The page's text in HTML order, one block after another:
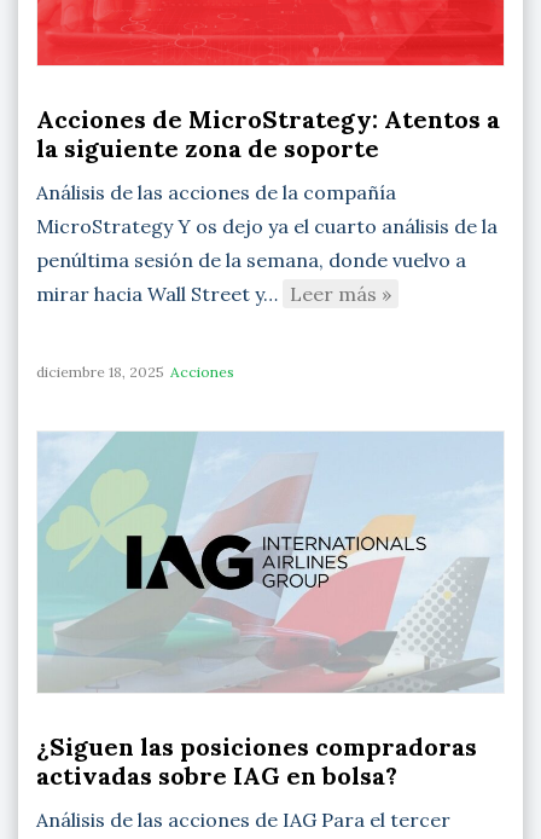
Acciones de MicroStrategy: Atentos a
la siguiente zona de soporte
Análisis de las acciones de la compañía
MicroStrategy Y os dejo ya el cuarto análisis de la
penúltima sesión de la semana, donde vuelvo a
mirar hacia Wall Street y… Leer más »
diciembre 18, 2025 Acciones
¿Siguen las posiciones compradoras
activadas sobre IAG en bolsa?
Análisis de las acciones de IAG Para el tercer